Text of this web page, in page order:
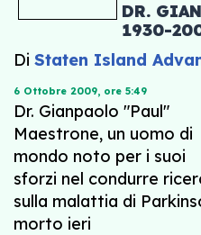
DR.
1930-
Di Staten Island
6 Ottobre 2009, ore 5:49
Dr. Gianpaolo "Paul"
Maestrone, un uomo di
mondo noto per i suoi
sforzi nel condurre
sulla malattia di
morto ieri